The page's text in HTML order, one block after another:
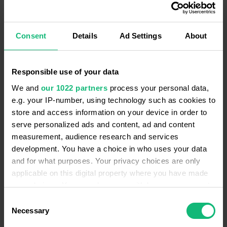
Consent Details Ad Settings About
Responsible use of your data
We and our 1022 partners process your personal data,
e.g. your IP-number, using technology such as cookies to
store and access information on your device in order to
serve personalized ads and content, ad and content
measurement, audience research and services
development. You have a choice in who uses your data
and for what purposes. Your privacy choices are only
applicable on this digital property where you have made
your choices. You can change or withdraw your consent
the Privacy trigger icon.
Selection
Necessary
Спілкуйтесь та закривайте бiльше
угод
Використовуйте Ringostat для вхідних і
вихідних дзвінків. Автоматично синхронізуйте
дзвінки зі своєю CRM, щоб заощадити час.
Детальніше